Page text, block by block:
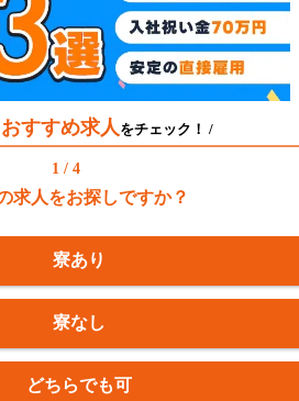
おすすめ求人 をチェック！ /
1 / 4
求人をお探しですか？
寮あり
寮なし
どちらでも可